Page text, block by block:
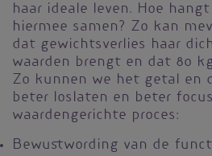
haar ideale leven. Hoe
hiermee samen? Zo kan
dat gewichtsverlies haar
waarden brengt en dat 80
Zo kunnen we het getal en
beter loslaten en beter
waardengerichte proces:
Bewustwording van de